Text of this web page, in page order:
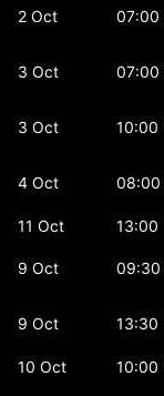
2 Oct 07:00
3 Oct 07:00
3 Oct 10:00
4 Oct 08:00
11 Oct
13:00
9 Oct 09:30
9 Oct 13:30
10 Oct
10:00